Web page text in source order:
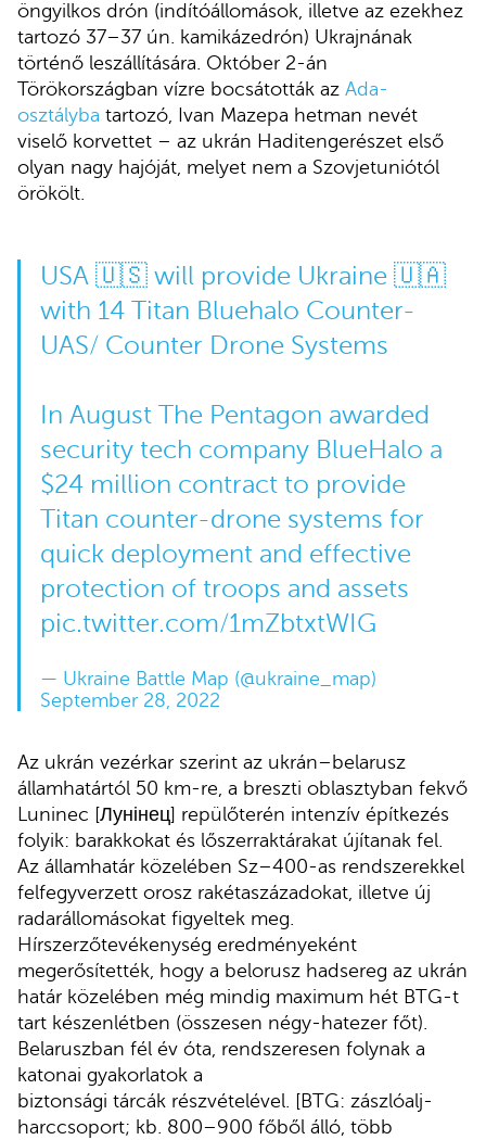
öngyilkos drón (indítóállomások, illetve az ezekhez
tartozó 37–37 ún. kamikázedrón) Ukrajnának
történő leszállítására. Október 2-án
Törökországban vízre bocsátották az Ada-
osztályba tartozó, Ivan Mazepa hetman nevét
viselő korvettet – az ukrán Haditengerészet első
olyan nagy hajóját, melyet nem a Szovjetuniótól
örökölt.
USA 🇺🇸 will provide Ukraine 🇺🇦
with 14 Titan Bluehalo Counter-
UAS/ Counter Drone Systems
In August The Pentagon awarded
security tech company BlueHalo a
$24 million contract to provide
Titan counter-drone systems for
quick deployment and effective
protection of troops and assets
pic.twitter.com/1mZbtxtWIG
— Ukraine Battle Map (@ukraine_map)
September 28, 2022
Az ukrán vezérkar szerint az ukrán–belarusz
államhatártól 50 km-re, a breszti oblasztyban fekvő
Luninec [Лунінец] repülőterén intenzív építkezés
folyik: barakkokat és lőszerraktárakat újítanak fel.
Az államhatár közelében Sz–400-as rendszerekkel
felfegyverzett orosz rakétaszázadokat, illetve új
radarállomásokat figyeltek meg.
Hírszerzőtevékenység eredményeként
megerősítették, hogy a belorusz hadsereg az ukrán
határ közelében még mindig maximum hét BTG-t
tart készenlétben (összesen négy-hatezer főt).
Belaruszban fél év óta, rendszeresen folynak a
katonai gyakorlatok a
biztonsági tárcák részvételével. [BTG: zászlóalj-
harccsoport; kb. 800–900 főből álló, több